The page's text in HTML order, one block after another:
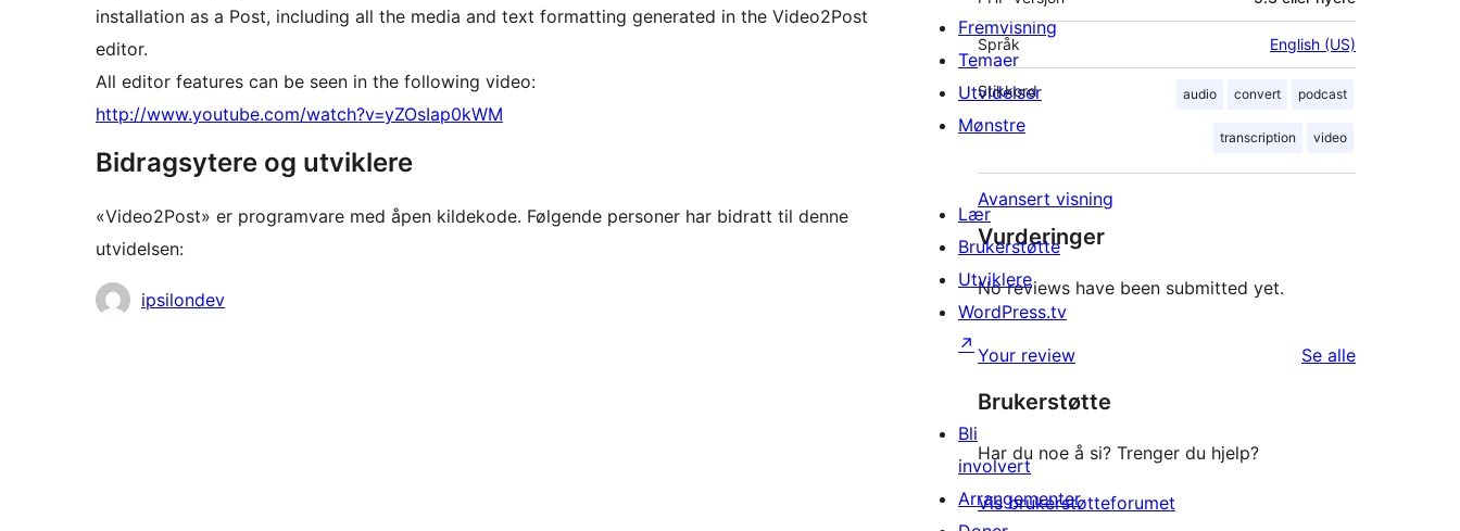
installation as a Post, including all the media and text formatting generated in the Video2Post
editor.
All editor features can be seen in the following video:
http://www.youtube.com/watch?v=yZOsIap0kWM
Bidragsytere og utviklere
«Video2Post» er programvare med åpen kildekode. Følgende personer har bidratt til denne
utvidelsen:
Bidragsytere
ipsilondev
Språk English (US)
Stikkord audio convert podcast
transcription video
Avansert visning
Vurderinger
No reviews have been submitted yet.
Your review Se alleomtalene
Brukerstøtte
Har du noe å si? Trenger du hjelp?
Vis brukerstøtteforumet
Fremvisning
Temaer
Utvidelser
Mønstre
Lær
Brukerstøtte
Utviklere
WordPress.tv
↗
Bli
involvert
Arrangementer